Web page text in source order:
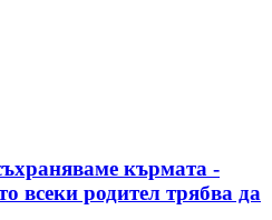
кърмата -
всеки родител трябва да